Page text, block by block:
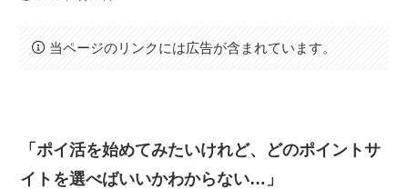
当ページのリンクには広告が含まれています。
「ポイ活を始めてみたいけれど、どのポイントサ
イトを選べばいいかわからない…」